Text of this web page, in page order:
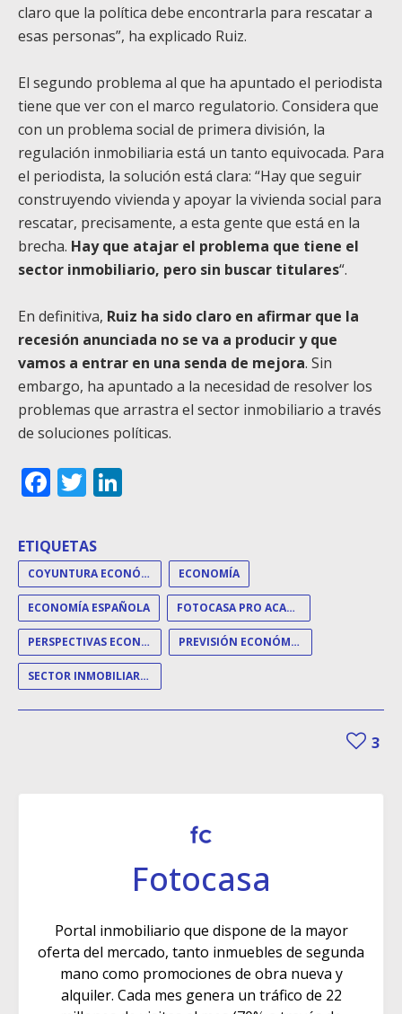
claro que la política debe encontrarla para rescatar a
esas personas”, ha explicado Ruiz.
El segundo problema al que ha apuntado el periodista
tiene que ver con el marco regulatorio. Considera que
con un problema social de primera división, la
regulación inmobiliaria está un tanto equivocada. Para
el periodista, la solución está clara: “Hay que seguir
construyendo vivienda y apoyar la vivienda social para
rescatar, precisamente, a esta gente que está en la
brecha. Hay que atajar el problema que tiene el
sector inmobiliario, pero sin buscar titulares“.
En definitiva, Ruiz ha sido claro en afirmar que la
recesión anunciada no se va a producir y que
vamos a entrar en una senda de mejora. Sin
embargo, ha apuntado a la necesidad de resolver los
problemas que arrastra el sector inmobiliario a través
de soluciones políticas.
Facebook
Twitter
ETIQUETAS
COYUNTURA ECONÓMICA ECONOMÍA
ECONOMÍA ESPAÑOLA FOTOCASA PRO ACADEMY
PERSPECTIVAS ECONÓMICAS PREVISIÓN ECONÓMICA
SECTOR INMOBILIARIO
3
Fotocasa
Portal inmobiliario que dispone de la mayor
oferta del mercado, tanto inmuebles de segunda
mano como promociones de obra nueva y
alquiler. Cada mes genera un tráfico de 22